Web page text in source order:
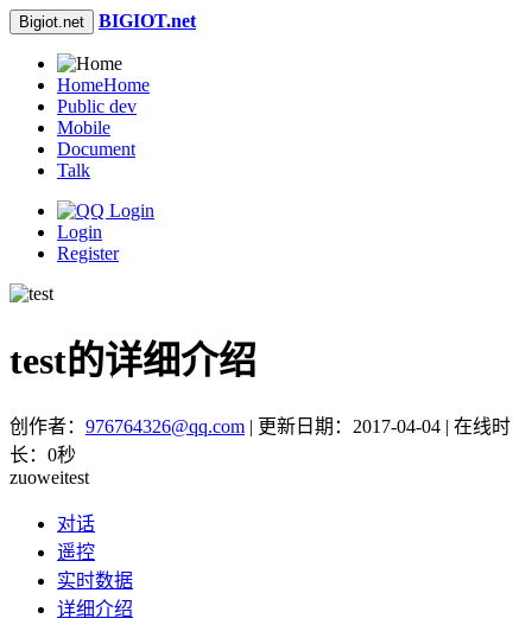
Bigiot.net BIGIOT.net
HomeHome
Public dev
Mobile
Document
Talk
Login
Register
test的详细介绍
创作者： 976764326@qq.com | 更新日期：2017-04-04 | 在线时
长：0秒
zuoweitest
对话
遥控
实时数据
详细介绍